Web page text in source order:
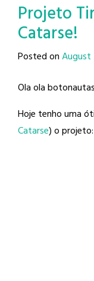
Projeto
Catarse!
Posted onAugust
Ola ola
Hoje tenho uma
Catarse) o